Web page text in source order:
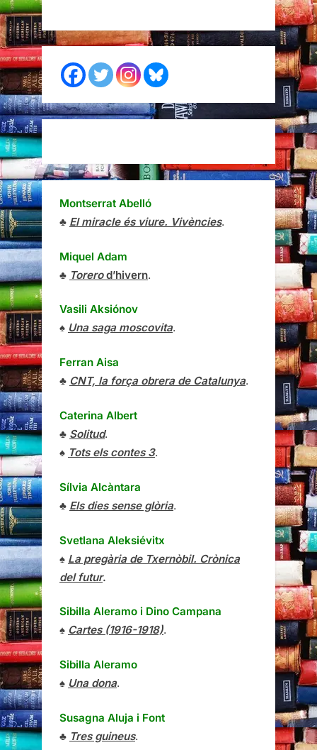
Montserrat Abelló
♣ El miracle és viure. Vivències.
Miquel Adam
♣ Torerod’hivern.
Vasili Aksiónov
♠ Una saga moscovita.
Ferran Aisa
♣ CNT, la força obrera de Catalunya.
Caterina Albert
♣ Solitud.
♠ Tots els contes 3.
Sílvia Alcàntara
♣ Els dies sense glòria.
Svetlana Aleksiévitx
♠ La pregària de Txernòbil. Crònica
del futur.
Sibilla Aleramo i Dino Campana
♠ Cartes (1916-1918).
Sibilla Aleramo
♠ Una dona.
Susagna Aluja i Font
♣ Tres guineus.